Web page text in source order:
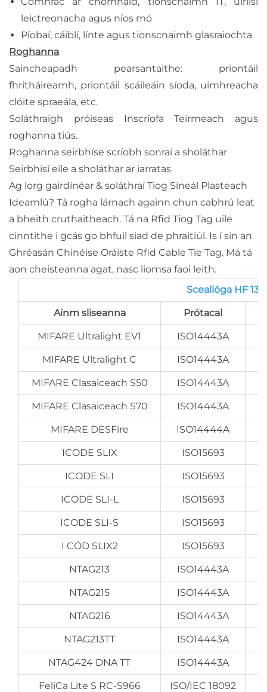
leictreonacha agus níos mó
Píobaí, cáiblí, línte agus tionscnaimh glasraiochta
Roghanna
Saincheapadh pearsantaithe: priontáil
fhritháireamh, priontáil scáileáin síoda, uimhreacha
clóite spraeála, etc.
Soláthraigh próiseas Inscríofa Teirmeach agus
roghanna tiús.
Roghanna seirbhíse scríobh sonraí a sholáthar
Seirbhísí eile a sholáthar ar iarratas
Ag lorg gairdínéar & soláthraí Tiog Síneál Plasteach
Ideamlú? Tá rogha lárnach againn chun cabhrú leat
a bheith cruthaitheach. Tá na Rfid Tiog Tag uile
cinntithe i gcás go bhfuil siad de phraitiúl. Is í sin an
Ghréasán Chinéise Oráiste Rfid Cable Tie Tag. Má tá
aon cheisteanna agat, nasc liomsa faoi leith.
Sceallóga HF
Ainm sliseanna Prótacal
MIFARE Ultralight EV1 ISO14443A
MIFARE Ultralight C ISO14443A
MIFARE Clasaiceach S50 ISO14443A
MIFARE Clasaiceach S70 ISO14443A
MIFARE DESFire ISO14444A
ICODE SLIX ISO15693
ICODE SLI ISO15693
ICODE SLI-L ISO15693
ICODE SLI-S ISO15693
I CÓD SLIX2 ISO15693
NTAG213 ISO14443A
NTAG215 ISO14443A
NTAG216 ISO14443A
NTAG213TT ISO14443A
NTAG424 DNA TT ISO14443A
FeliCa Lite S RC-S966 ISO/IEC 18092